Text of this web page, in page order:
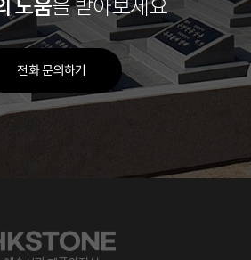
도움을 받아보세요
전화 문의하기